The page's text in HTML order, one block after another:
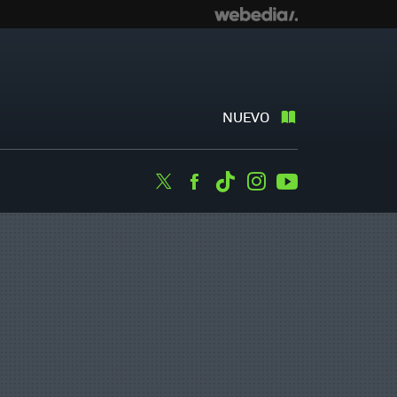
NUEVO
TwitterFacebook
TiktokInstagram